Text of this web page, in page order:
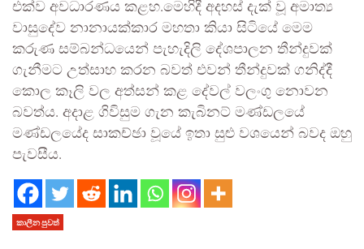
එක්ව අවධාරණය කළහ.මෙහිදී අදහස් දැක් වූ අමාත්‍ය
වාසුදේව නානායක්කාර මහතා කියා සිටියේ මෙම
කරුණ සම්බන්ධයෙන් පැහැදිලි දේශපාලන තීන්දුවක්
ගැනීමට උත්සාහ කරන බවත් එවන් තීන්දුවක් ගනිද්දී
කොල කෑලි වල අත්සන් කළ දේවල් වලංගු නොවන
බවත්ය. අදාළ ගිවිසුම ගැන කැබිනට් මණ්ඩලයේ
මණ්ඩලයේද සාකච්ඡා වූයේ ඉතා සුළු වශයෙන් බවද ඔහු
පැවසීය.
කාලීන පුවත්